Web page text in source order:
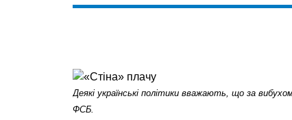
Деякі українські політики вважають, що за
ФСБ.